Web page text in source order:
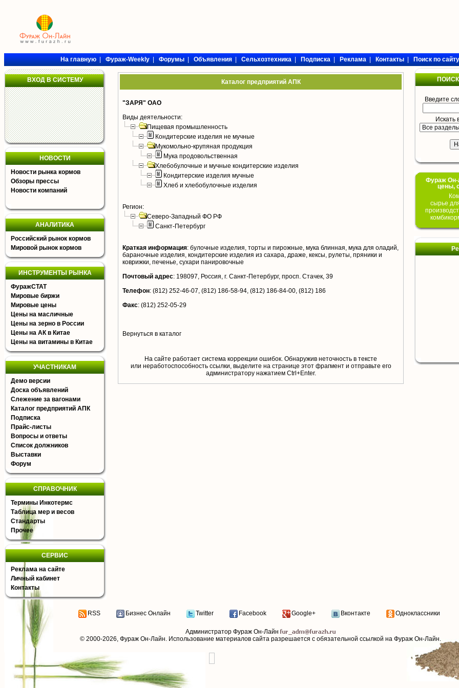
На главную|Фураж-Weekly|Форумы|Объявления|Сельхозтехника|Подписка|Реклама|Контакты|Поиск по сайту
ВХОД В СИСТЕМУ
НОВОСТИ
Новости рынка кормов
Обзоры прессы
Новости компаний
АНАЛИТИКА
Российский рынок кормов
Мировой рынок кормов
ИНСТРУМЕНТЫ РЫНКА
ФуражСТАТ
Мировые биржи
Мировые цены
Цены на масличные
Цены на зерно в России
Цены на АК в Китае
Цены на витамины в Китае
УЧАСТНИКАМ
Демо версии
Доска объявлений
Слежение за вагонами
Каталог предприятий АПК
Подписка
Прайс-листы
Вопросы и ответы
Список должников
Выставки
Форум
СПРАВОЧНИК
Термины Инкотермс
Таблица мер и весов
Стандарты
Прочее
СЕРВИС
Реклама на сайте
Личный кабинет
Контакты
Каталог предприятий АПК
"ЗАРЯ" ОАО
Виды деятельности:
Пищевая промышленность
Кондитерские изделия не мучные
Мукомольно-крупяная продукция
Мука продовольственная
Хлебобулочные и мучные кондитерские изделия
Кондитерские изделия мучные
Хлеб и хлебобулочные изделия
Регион:
Северо-Западный ФО РФ
Санкт-Петербург
Краткая информация: булочные изделия, торты и пирожные, мука блинная, мука для оладий,
бараночные изделия, кондитерские изделия из сахара, драже, кексы, рулеты, пряники и
коврижки, печенье, сухари панировочные
Почтовый адрес: 198097, Россия, г. Санкт-Петербург, просп. Стачек, 39
Телефон: (812) 252-46-07, (812) 186-58-94, (812) 186-84-00, (812) 186
Факс: (812) 252-05-29
Вернуться в каталог
На сайте работает система коррекции ошибок. Обнаружив неточность в тексте
или неработоспособность ссылки, выделите на странице этот фрагмент и отправьте его
aдминистратору нажатием Ctrl+Enter.
Введите
Искать
Фураж Он-
цены,
сырье
RSS Бизнес Онлайн Twitter Facebook Google+ Вконтакте Одноклассники
Администратор Фураж Он-Лайн
© 2000-2026, Фураж Он-Лайн. Использование материалов сайта разрешается с обязательной ссылкой на Фураж Он-Лайн.